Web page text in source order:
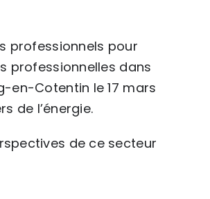
professionnels pour
professionnelles dans
en-Cotentin le 17 mars
de l’énergie.
de ce secteur